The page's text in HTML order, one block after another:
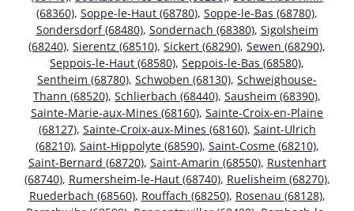
(68360), Soppe-le-Haut (68780), Soppe-le-Bas (68780),
Sondersdorf (68480), Sondernach (68380), Sigolsheim
(68240), Sierentz (68510), Sickert (68290), Sewen (68290),
Seppois-le-Haut (68580), Seppois-le-Bas (68580),
Sentheim (68780), Schwoben (68130), Schweighouse-
Thann (68520), Schlierbach (68440), Sausheim (68390),
Sainte-Marie-aux-Mines (68160), Sainte-Croix-en-Plaine
(68127), Sainte-Croix-aux-Mines (68160), Saint-Ulrich
(68210), Saint-Hippolyte (68590), Saint-Cosme (68210),
Saint-Bernard (68720), Saint-Amarin (68550), Rustenhart
(68740), Rumersheim-le-Haut (68740), Ruelisheim (68270),
Ruederbach (68560), Rouffach (68250), Rosenau (68128),